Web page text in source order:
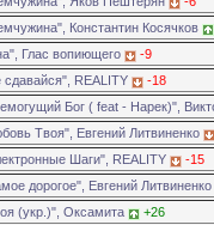
Константин Косячков
Глас вопиющего
-9
сдавайся", REALITY
-18
Бог ( feat - Нарек)",
Твоя", Евгений Литвиненко
Шаги", REALITY
-15
дорогое", Евгений Литвиненко
(укр.)", Оксамита
+26